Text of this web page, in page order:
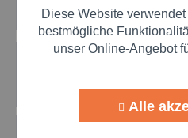
Herstellernr.:
Beschreibung
diesen OKS 250 Link.mehr
Marketing
Personalisierung
Diese Website
bestmögliche
unser Online-Angebot
Alle